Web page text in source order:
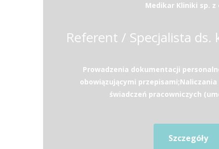
Medikar Kliniki sp. z
Referent / Specjalista ds.
Prowadzenia dokumentacji
obowiązującymi
świadczeń pracowniczych
Szczegóły